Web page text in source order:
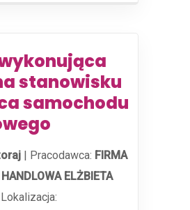
stanowisku
samochodu
| Pracodawca: FIRMA
ELŻBIETA
Lokalizacja: